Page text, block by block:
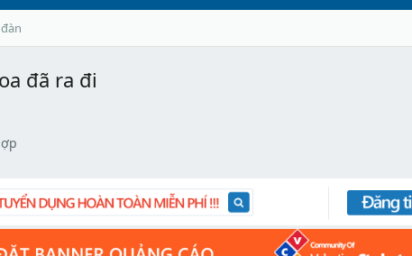
đã ra đi